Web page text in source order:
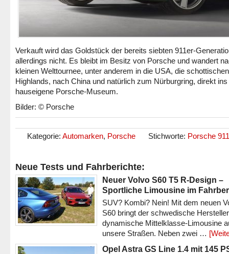
Verkauft wird das Goldstück der bereits siebten 911er-
allerdings nicht. Es bleibt im Besitz von Porsche und wandert
kleinen Welttournee, unter anderem in die USA, die schottischen
Highlands, nach China und natürlich zum Nürburgring, direkt ins
hauseigene Porsche-Museum.
Bilder: © Porsche
Kategorie: Automarken, Porsche Stichworte: Porsche 911
Neue Tests und Fahrberichte:
Neuer Volvo S60 T5 R-Design –
Sportliche Limousine im
SUV? Kombi? Nein! Mit dem neuen
S60 bringt der schwedische
dynamische Mittelklasse-Limousine
unsere Straßen. Neben zwei …
Opel Astra GS Line 1.4 mit 145